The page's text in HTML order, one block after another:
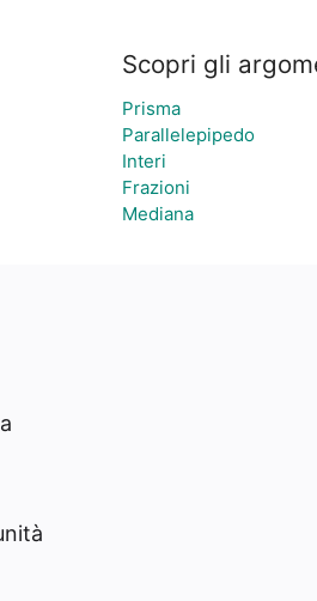
Scopri gli
Prisma
Parallelepipedo
Interi
Frazioni
Mediana